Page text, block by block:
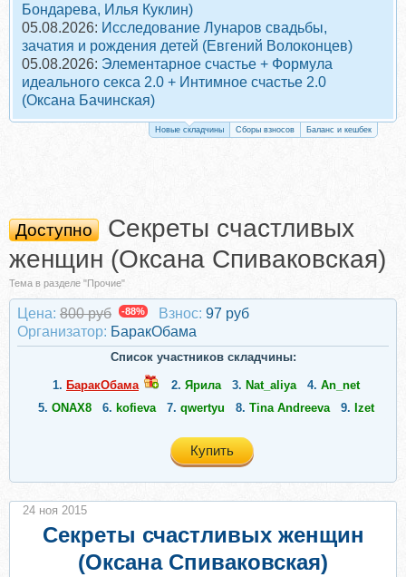
Бондарева, Илья Куклин)
05.08.2026: Исследование Лунаров свадьбы,
зачатия и рождения детей (Евгений Волоконцев)
05.08.2026: Элементарное счастье + Формула
идеального секса 2.0 + Интимное счастье 2.0
(Оксана Бачинская)
Новые складчины Сборы взносов Баланс и кешбек
Доступно
Секреты счастливых
женщин (Оксана Спиваковская)
Тема в разделе "Прочие"
Цена: 800 руб -88% Взнос: 97 руб
Организатор: БаракОбама
Список участников складчины:
1. БаракОбама 2. Ярила 3. Nat_aliya 4. An_net
5. ONAX8 6. kofieva 7. qwertyu 8. Tina Andreeva 9. Izet
Купить
Секреты счастливых женщин
(Оксана Спиваковская)
24 ноя 2015